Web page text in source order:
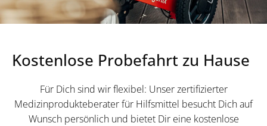
Kostenlose Probefahrt zu Hause
Für Dich sind wir flexibel: Unser zertifizierter
Medizinprodukteberater für Hilfsmittel besucht Dich auf
Wunsch persönlich und bietet Dir eine kostenlose